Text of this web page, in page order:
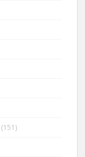
(151)